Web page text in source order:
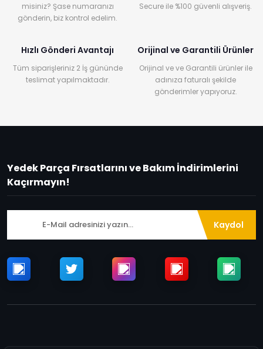
misiniz? Şase numaranızı
gönderin, biz kontrol edelim.
Secure ile %100 güvenli alışveriş.
Hızlı Gönderi Avantajı
Tüm siparişleriniz 2 İş gününde
teslimat yapılmaktadır.
Orijinal ve Garantili Ürünler
Orijinal ve ve Garantili ürünler ile
adınıza faturalı şekilde
gönderimler yapıyoruz.
Yedek Parça Fırsatlarını ve Bakım İndirimlerini
Kaçırmayın!
Kaydol